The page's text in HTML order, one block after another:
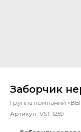
Заборчик
Группа компаний
Артикул: VST 1259